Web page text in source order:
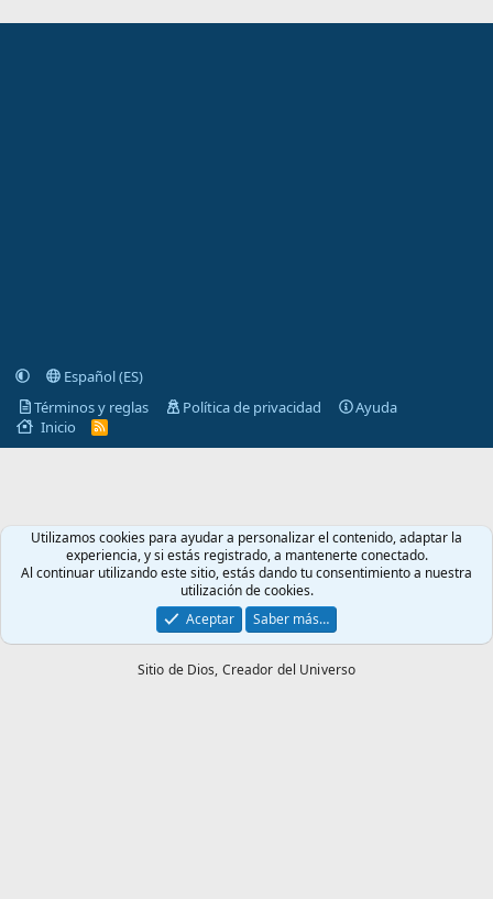
Español (ES)
Términos y reglas
Política de privacidad
Ayuda
Inicio
R
S
Utilizamos cookies para ayudar a personalizar el contenido, adaptar la
experiencia, y si estás registrado, a mantenerte conectado.
Al continuar utilizando este sitio, estás dando tu consentimiento a nuestra
utilización de cookies.
Aceptar
Saber más…
Sitio de Dios, Creador del Universo